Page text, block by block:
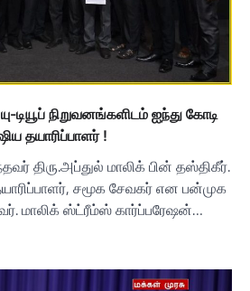
டியூப் நிறுவனங்களிடம் ஐந்து கோடி
தயாரிப்பாளர் !
திரு.அப்துல் மாலிக் பின் தஸ்திகீர்.
சமூக சேவகர் என பன்முக
ஸ்ட்ரீம்ஸ் கார்ப்பரேஷன்…